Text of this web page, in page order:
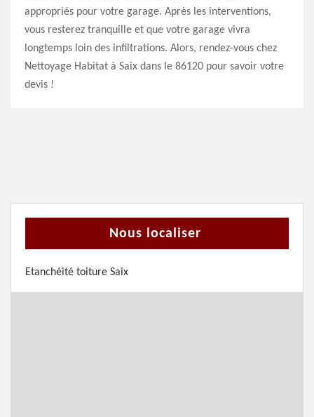
appropriés pour votre garage. Après les interventions,
vous resterez tranquille et que votre garage vivra
longtemps loin des infiltrations. Alors, rendez-vous chez
Nettoyage Habitat à Saix dans le 86120 pour savoir votre
devis !
Nous localiser
Etanchéité toiture Saix